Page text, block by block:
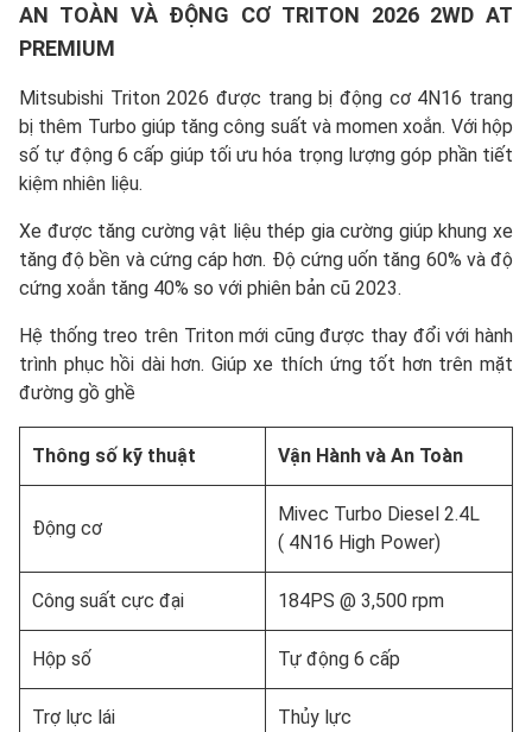
AN TOÀN VÀ ĐỘNG CƠ TRITON 2026 2WD AT
PREMIUM
Mitsubishi Triton 2026 được trang bị động cơ 4N16 trang
bị thêm Turbo giúp tăng công suất và momen xoắn. Với hộp
số tự động 6 cấp giúp tối ưu hóa trọng lượng góp phần tiết
kiệm nhiên liệu.
Xe được tăng cường vật liệu thép gia cường giúp khung xe
tăng độ bền và cứng cáp hơn. Độ cứng uốn tăng 60% và độ
cứng xoắn tăng 40% so với phiên bản cũ 2023.
Hệ thống treo trên Triton mới cũng được thay đổi với hành
trình phục hồi dài hơn. Giúp xe thích ứng tốt hơn trên mặt
đường gồ ghề
Thông số kỹ thuật Vận Hành và An Toàn
Động cơ
Mivec Turbo Diesel 2.4L
( 4N16 High Power)
Công suất cực đại 184PS @ 3,500 rpm
Hộp số Tự động 6 cấp
Trợ lực lái Thủy lực